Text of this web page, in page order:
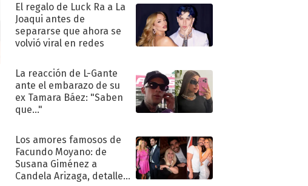
El regalo de Luck Ra a La
Joaqui antes de
separarse que ahora se
volvió viral en redes
La reacción de L-Gante
ante el embarazo de su
ex Tamara Báez: "Saben
que..."
Los amores famosos de
Facundo Moyano: de
Susana Giménez a
Candela Arizaga, detalles